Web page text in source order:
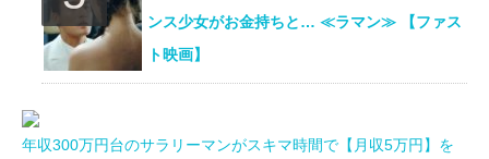
ンス少女がお金持ちと… ≪ラマン≫ 【ファス
ト映画】
年収300万円台のサラリーマンがスキマ時間で【月収5万円】を